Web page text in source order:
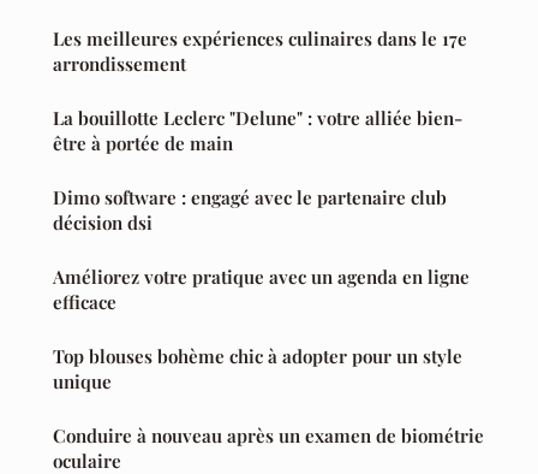
Les meilleures expériences culinaires dans le 17e
arrondissement
La bouillotte Leclerc "Delune" : votre alliée bien-
être à portée de main
Dimo software : engagé avec le partenaire club
décision dsi
Améliorez votre pratique avec un agenda en ligne
efficace
Top blouses bohème chic à adopter pour un style
unique
Conduire à nouveau après un examen de biométrie
oculaire